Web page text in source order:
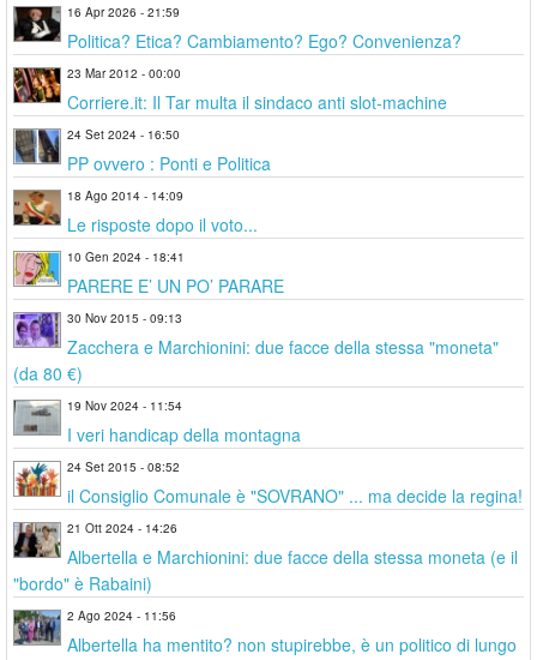
16 Apr 2026 - 21:59
Politica? Etica? Cambiamento? Ego? Convenienza?
23 Mar 2012 - 00:00
Corriere.it: Il Tar multa il sindaco anti slot-machine
24 Set 2024 - 16:50
PP ovvero : Ponti e Politica
18 Ago 2014 - 14:09
Le risposte dopo il voto...
10 Gen 2024 - 18:41
PARERE E’ UN PO’ PARARE
30 Nov 2015 - 09:13
Zacchera e Marchionini: due facce della stessa "moneta"
(da 80 €)
19 Nov 2024 - 11:54
I veri handicap della montagna
24 Set 2015 - 08:52
il Consiglio Comunale è "SOVRANO" ... ma decide la regina!
21 Ott 2024 - 14:26
Albertella e Marchionini: due facce della stessa moneta (e il
"bordo" è Rabaini)
2 Ago 2024 - 11:56
Albertella ha mentito? non stupirebbe, è un politico di lungo